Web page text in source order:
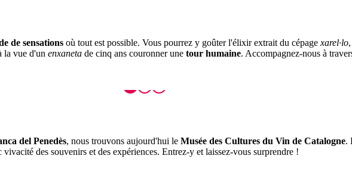
de sensations où tout est possible. Vous pourrez y goûter l'élixir extrait du cépage xarel·lo
la vue d'un enxaneta de cinq ans couronner une tour humaine. Accompagnez-nous à
del Penedès, nous trouvons aujourd'hui le Musée des Cultures du Vin de Catalogne.
des souvenirs et des expériences. Entrez-y et laissez-vous surprendre !